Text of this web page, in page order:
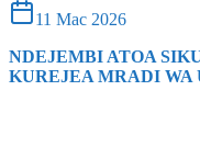
11 Mac 2026
NDEJEMBI ATOA
KUREJEA MRADI WA